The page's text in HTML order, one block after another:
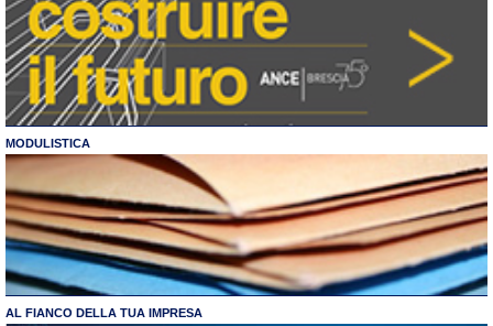
MODULISTICA
AL FIANCO DELLA TUA IMPRESA